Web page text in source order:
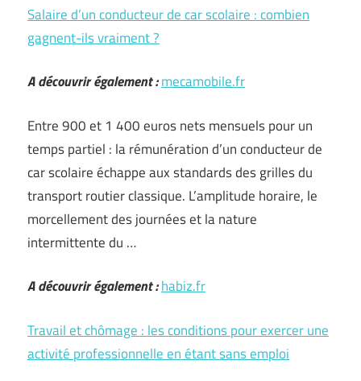
Salaire d’un conducteur de car scolaire : combien
gagnent-ils vraiment ?
A découvrir également :mecamobile.fr
Entre 900 et 1 400 euros nets mensuels pour un
temps partiel : la rémunération d’un conducteur de
car scolaire échappe aux standards des grilles du
transport routier classique. L’amplitude horaire, le
morcellement des journées et la nature
intermittente du …
A découvrir également :habiz.fr
Travail et chômage : les conditions pour exercer une
activité professionnelle en étant sans emploi